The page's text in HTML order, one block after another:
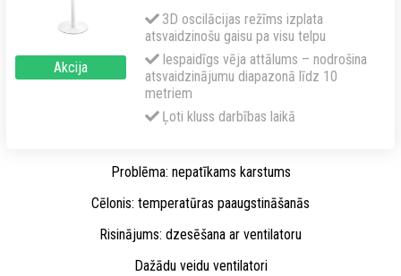
Akcija
3D oscilācijas režīms izplata
atsvaidzinošu gaisu pa visu telpu
Iespaidīgs vēja attālums – nodrošina
atsvaidzinājumu diapazonā līdz 10
metriem
Ļoti kluss darbības laikā
Problēma: nepatīkams karstums
Cēlonis: temperatūras paaugstināšanās
Risinājums: dzesēšana ar ventilatoru
Dažādu veidu ventilatori